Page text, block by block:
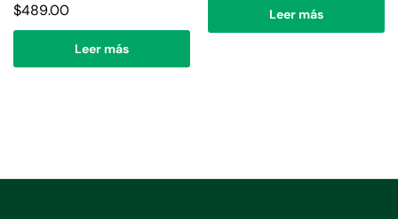
$489.00
Leer más
Leer más